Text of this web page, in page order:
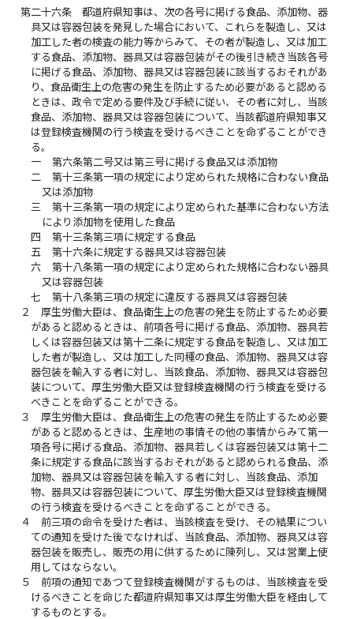
第二十六条
都道府県知事は、次の各号に掲げる食品、添加物、器
具又は容器包装を発見した場合において、これらを製造し、又は
加工した者の検査の能力等からみて、その者が製造し、又は加工
する食品、添加物、器具又は容器包装がその後引き続き当該各号
に掲げる食品、添加物、器具又は容器包装に該当するおそれがあ
り、食品衛生上の危害の発生を防止するため必要があると認める
ときは、政令で定める要件及び手続に従い、その者に対し、当該
食品、添加物、器具又は容器包装について、当該都道府県知事又
は登録検査機関の行う検査を受けるべきことを命ずることができ
る。
一
第六条第二号又は第三号に掲げる食品又は添加物
二
第十三条第一項の規定により定められた規格に合わない食品
又は添加物
三
第十三条第一項の規定により定められた基準に合わない方法
により添加物を使用した食品
四
第十三条第三項に規定する食品
五
第十六条に規定する器具又は容器包装
六
第十八条第一項の規定により定められた規格に合わない器具
又は容器包装
七
第十八条第三項の規定に違反する器具又は容器包装
２
厚生労働大臣は、食品衛生上の危害の発生を防止するため必要
があると認めるときは、前項各号に掲げる食品、添加物、器具若
しくは容器包装又は第十二条に規定する食品を製造し、又は加工
した者が製造し、又は加工した同種の食品、添加物、器具又は容
器包装を輸入する者に対し、当該食品、添加物、器具又は容器包
装について、厚生労働大臣又は登録検査機関の行う検査を受ける
べきことを命ずることができる。
３
厚生労働大臣は、食品衛生上の危害の発生を防止するため必要
があると認めるときは、生産地の事情その他の事情からみて第一
項各号に掲げる食品、添加物、器具若しくは容器包装又は第十二
条に規定する食品に該当するおそれがあると認められる食品、添
加物、器具又は容器包装を輸入する者に対し、当該食品、添加
物、器具又は容器包装について、厚生労働大臣又は登録検査機関
の行う検査を受けるべきことを命ずることができる。
４
前三項の命令を受けた者は、当該検査を受け、その結果につい
ての通知を受けた後でなければ、当該食品、添加物、器具又は容
器包装を販売し、販売の用に供するために陳列し、又は営業上使
用してはならない。
５
前項の通知であつて登録検査機関がするものは、当該検査を受
けるべきことを命じた都道府県知事又は厚生労働大臣を経由して
するものとする。